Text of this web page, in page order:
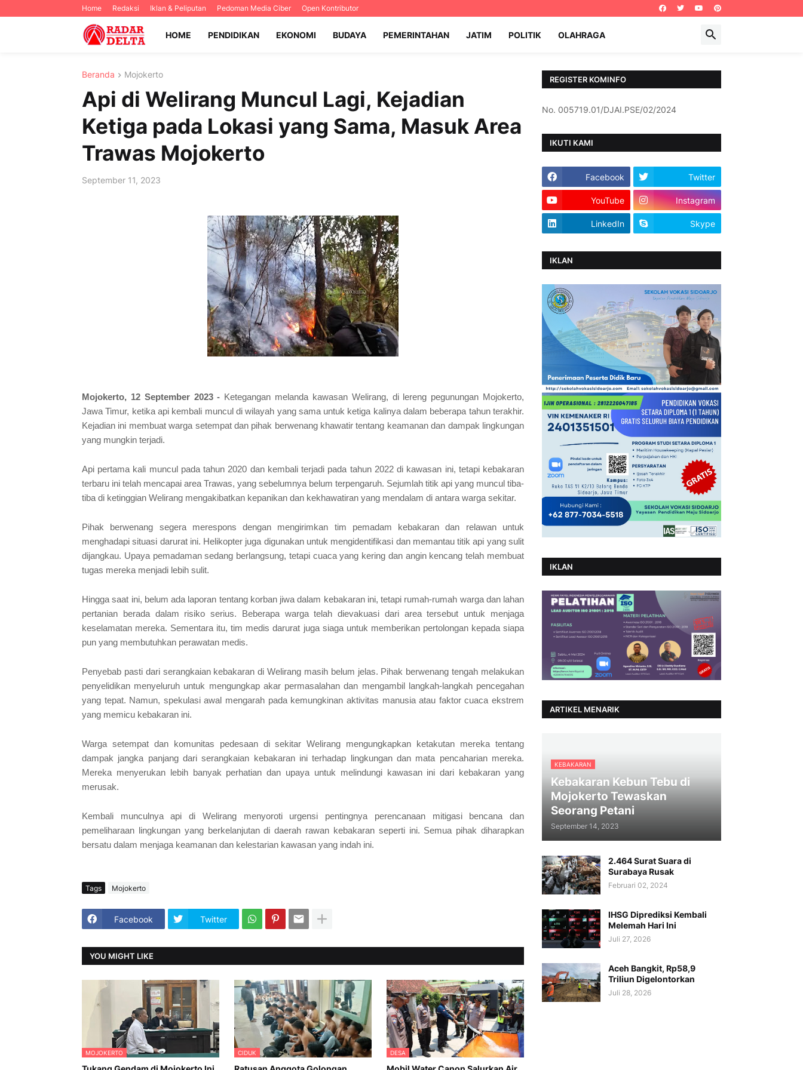
Home Redaksi Iklan & Peliputan Pedoman Media Ciber Open Kontributor
HOME PENDIDIKAN EKONOMI BUDAYA PEMERINTAHAN JATIM POLITIK OLAHRAGA
Beranda Mojokerto
Api di Welirang Muncul Lagi, Kejadian
Ketiga pada Lokasi yang Sama, Masuk Area
Trawas Mojokerto
September 11, 2023
Mojokerto, 12 September 2023 - Ketegangan melanda kawasan Welirang, di lereng pegunungan Mojokerto,
Jawa Timur, ketika api kembali muncul di wilayah yang sama untuk ketiga kalinya dalam beberapa tahun terakhir.
Kejadian ini membuat warga setempat dan pihak berwenang khawatir tentang keamanan dan dampak lingkungan
yang mungkin terjadi.
Api pertama kali muncul pada tahun 2020 dan kembali terjadi pada tahun 2022 di kawasan ini, tetapi kebakaran
terbaru ini telah mencapai area Trawas, yang sebelumnya belum terpengaruh. Sejumlah titik api yang muncul tiba-
tiba di ketinggian Welirang mengakibatkan kepanikan dan kekhawatiran yang mendalam di antara warga sekitar.
Pihak berwenang segera merespons dengan mengirimkan tim pemadam kebakaran dan relawan untuk
menghadapi situasi darurat ini. Helikopter juga digunakan untuk mengidentifikasi dan memantau titik api yang sulit
dijangkau. Upaya pemadaman sedang berlangsung, tetapi cuaca yang kering dan angin kencang telah membuat
tugas mereka menjadi lebih sulit.
Hingga saat ini, belum ada laporan tentang korban jiwa dalam kebakaran ini, tetapi rumah-rumah warga dan lahan
pertanian berada dalam risiko serius. Beberapa warga telah dievakuasi dari area tersebut untuk menjaga
keselamatan mereka. Sementara itu, tim medis darurat juga siaga untuk memberikan pertolongan kepada siapa
pun yang membutuhkan perawatan medis.
Penyebab pasti dari serangkaian kebakaran di Welirang masih belum jelas. Pihak berwenang tengah melakukan
penyelidikan menyeluruh untuk mengungkap akar permasalahan dan mengambil langkah-langkah pencegahan
yang tepat. Namun, spekulasi awal mengarah pada kemungkinan aktivitas manusia atau faktor cuaca ekstrem
yang memicu kebakaran ini.
Warga setempat dan komunitas pedesaan di sekitar Welirang mengungkapkan ketakutan mereka tentang
dampak jangka panjang dari serangkaian kebakaran ini terhadap lingkungan dan mata pencaharian mereka.
Mereka menyerukan lebih banyak perhatian dan upaya untuk melindungi kawasan ini dari kebakaran yang
merusak.
Kembali munculnya api di Welirang menyoroti urgensi pentingnya perencanaan mitigasi bencana dan
pemeliharaan lingkungan yang berkelanjutan di daerah rawan kebakaran seperti ini. Semua pihak diharapkan
bersatu dalam menjaga keamanan dan kelestarian kawasan yang indah ini.
Tags Mojokerto
Facebook Twitter
YOU MIGHT LIKE
MOJOKERTO CIDUK DESA
REGISTER KOMINFO
No. 005719.01/DJAI.PSE/02/2024
IKUTI KAMI
Facebook Twitter
YouTube Instagram
LinkedIn Skype
IKLAN
IKLAN
ARTIKEL MENARIK
KEBAKARAN
Kebakaran Kebun Tebu di
Mojokerto Tewaskan
Seorang Petani
September 14, 2023
2.464 Surat Suara di
Surabaya Rusak
Februari 02, 2024
IHSG Diprediksi Kembali
Melemah Hari Ini
Juli 27, 2026
Aceh Bangkit, Rp58,9
Triliun Digelontorkan
Juli 28, 2026